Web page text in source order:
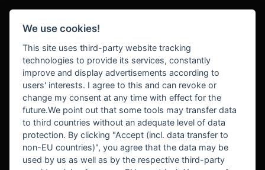
BEKANNT AUS
We use cookies!
This site uses third-party website tracking
technologies to provide its services, constantly
improve and display advertisements according to
users' interests. I agree to this and can revoke or
change my consent at any time with effect for the
future.We point out that some tools may transfer data
to third countries without an adequate level of data
protection. By clicking "Accept (incl. data transfer to
non-EU countries)", you agree that the data may be
used by us as well as by the respective third-party